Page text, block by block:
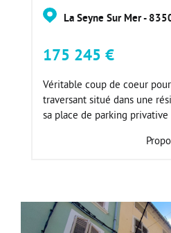
La Seyne Sur Mer -
175 245 €
Véritable coup de coeur
traversant situé dans une
sa place de parking privative